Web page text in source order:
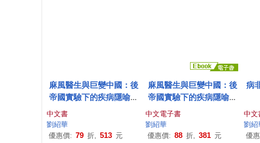
麻風醫生與巨變中國：後
帝國實驗下的疾病隱喻與
中文書
劉紹華
優惠價: 79 折, 513 元
麻風醫生與巨變中國：後
帝國實驗下的疾病隱喻與
防疫歷史(新版) (電子書)
中文電子書
劉紹華
優惠價: 88 折, 381 元
病
中文
劉紹
優